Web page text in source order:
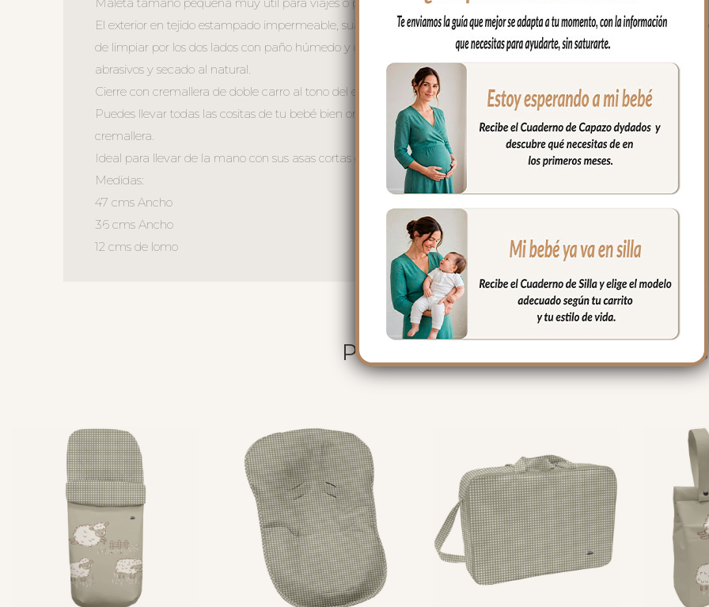
Maleta tamaño pequeña muy útil para viajes o para maleta de hospital
El exterior en tejido estampado impermeable, suave y agradable al tacto. Para el interior tejido blanco
de limpiar por los dos lados con paño húmedo y cuando necesites puedes lavar en lavadora siempre agua fría
abrasivos y secado al natural.
Cierre con cremallera de doble carro al tono del estampado.
Puedes llevar todas las cositas de tu bebé bien organizadas y sujetas en el interior y además cuenta con un bolsillo
cremallera.
Ideal para llevar de la mano con sus asas cortas o llevar al hombro con el asa largo.
Medidas:
47 cms Ancho
36 cms Ancho
12 cms de lomo
PRODUCTOS RELACIONADOS